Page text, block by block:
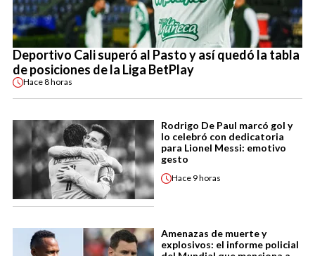
Deportivo Cali superó al Pasto y así quedó la tabla
de posiciones de la Liga BetPlay
Hace8 horas
Rodrigo De Paul marcó gol y
lo celebró con dedicatoria
para Lionel Messi: emotivo
gesto
Hace 9 horas
Amenazas de muerte y
explosivos: el informe policial